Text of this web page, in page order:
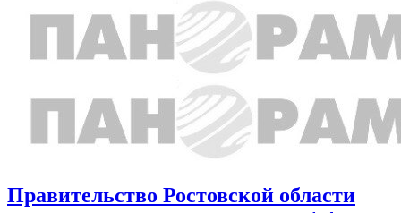
Правительство Ростовской области